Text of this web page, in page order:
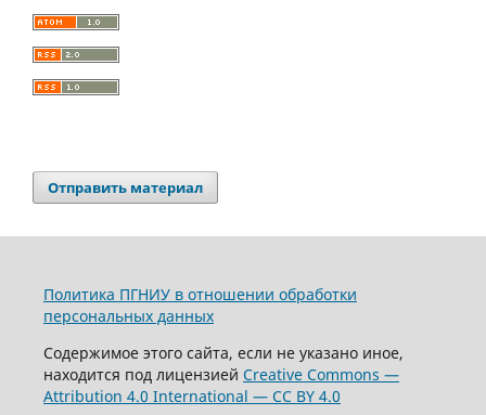
Отправить материал
Политика ПГНИУ в отношении обработки
персональных данных
Содержимое этого сайта, если не указано иное,
находится под лицензией Creative Commons —
Attribution 4.0 International — CC BY 4.0